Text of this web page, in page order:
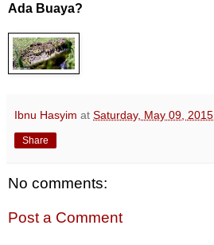
Ada Buaya?
Ibnu Hasyim at Saturday, May 09, 2015
Share
No comments:
Post a Comment